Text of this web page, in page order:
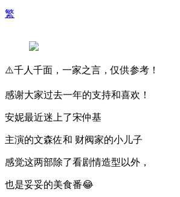
繁
⚠️千人千面，一家之言，仅供参考！
感谢大家过去一年的支持和喜欢！
安妮最近迷上了宋仲基
主演的文森佐和 财阀家的小儿子
感觉这两部除了看剧情造型以外，
也是妥妥的美食番😂